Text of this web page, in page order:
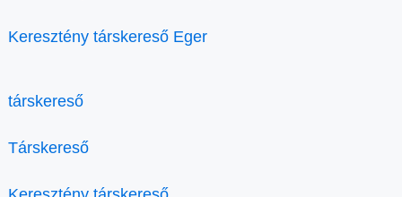
Keresztény társkereső Eger
társkereső
Társkereső